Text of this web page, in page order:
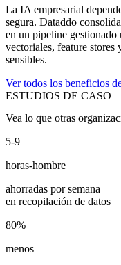
La IA empresarial
segura. Dataddo
en un pipeline gestionado
vectoriales, feature stores
sensibles.
Ver todos los beneficios
ESTUDIOS DE CASO
Vea lo que otras
5-9
horas-hombre
ahorradas por semana
en recopilación de datos
80%
menos